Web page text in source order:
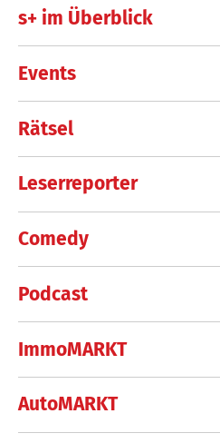
s+ im Überblick
Events
Rätsel
Leserreporter
Comedy
Podcast
ImmoMARKT
AutoMARKT